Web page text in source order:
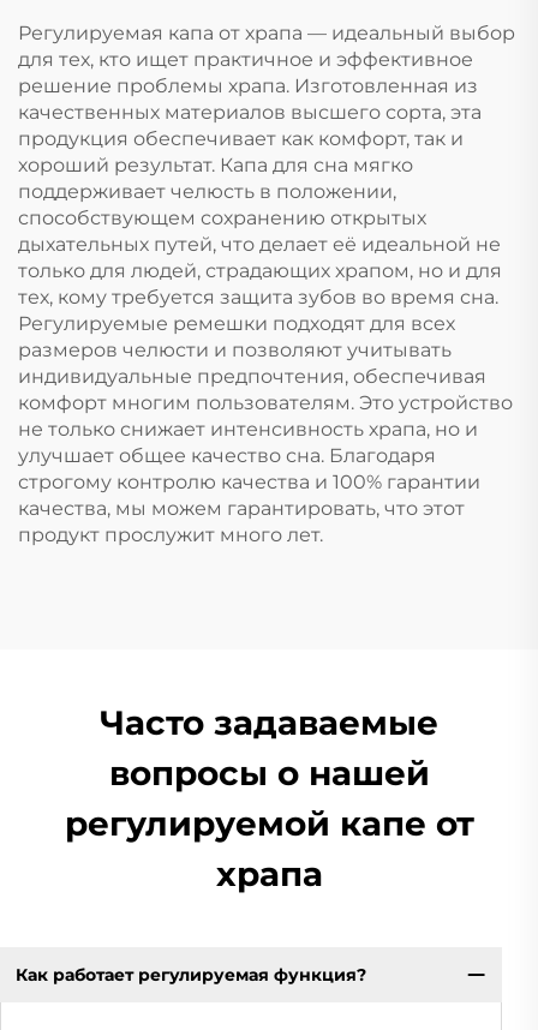
остановки дыхания
ртом во сне Лента
для рта
Регулируемая капа от храпа — идеальный выбор
для тех, кто ищет практичное и эффективное
решение проблемы храпа. Изготовленная из
качественных материалов высшего сорта, эта
продукция обеспечивает как комфорт, так и
хороший результат. Капа для сна мягко
поддерживает челюсть в положении,
способствующем сохранению открытых
дыхательных путей, что делает её идеальной не
только для людей, страдающих храпом, но и для
тех, кому требуется защита зубов во время сна.
Регулируемые ремешки подходят для всех
размеров челюсти и позволяют учитывать
индивидуальные предпочтения, обеспечивая
комфорт многим пользователям. Это устройство
не только снижает интенсивность храпа, но и
улучшает общее качество сна. Благодаря
строгому контролю качества и 100% гарантии
качества, мы можем гарантировать, что этот
продукт прослужит много лет.
Часто задаваемые
вопросы о нашей
регулируемой капе от
храпа
Как работает регулируемая функция?